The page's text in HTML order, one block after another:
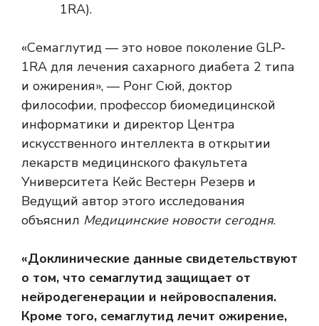
1RA).
«Семаглутид — это новое поколение GLP-
1RA для лечения сахарного диабета 2 типа
и ожирения», — Ронг Сюй, доктор
философии, профессор биомедицинской
информатики и директор Центра
искусственного интеллекта в открытии
лекарств медицинского факультета
Университета Кейс Вестерн Резерв и
Ведущий автор этого исследования
объяснил Медицинские новости сегодня.
«Доклинические данные свидетельствуют
о том, что семаглутид защищает от
нейродегенерации и нейровоспаления.
Кроме того, семаглутид лечит ожирение,